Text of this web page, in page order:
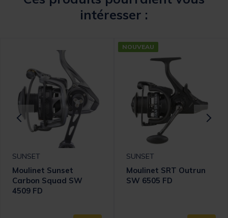
intéresser :
SUNSET
Moulinet Sunset
Carbon Squad SW
4509 FD
NOUVEAU
SUNSET
Moulinet SRT Outrun
SW 6505 FD